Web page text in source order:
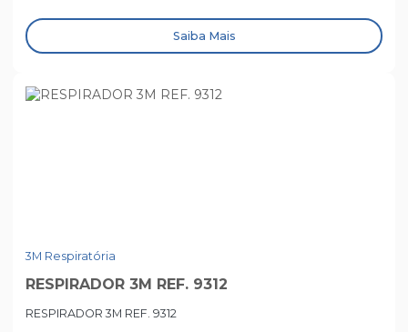
Saiba Mais
3M Respiratória
RESPIRADOR 3M REF. 9312
RESPIRADOR 3M REF. 9312